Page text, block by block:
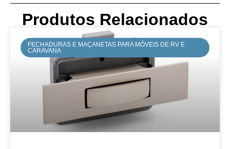
Produtos Relacionados
FECHADURAS E MAÇANETAS PARA MÓVEIS DE RV E
CARAVANA